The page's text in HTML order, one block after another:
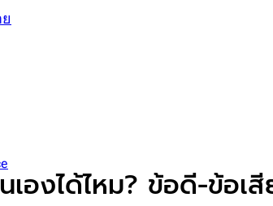
องได้ไหม? ข้อดี-ข้อ